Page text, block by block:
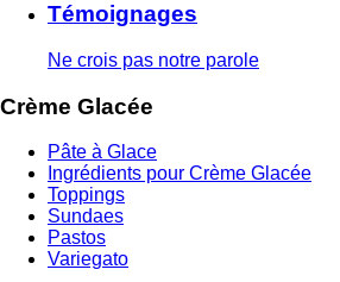
Témoignages
Ne crois pas notre parole
Crème Glacée
Pâte à Glace
Ingrédients pour Crème Glacée
Toppings
Sundaes
Pastos
Variegato